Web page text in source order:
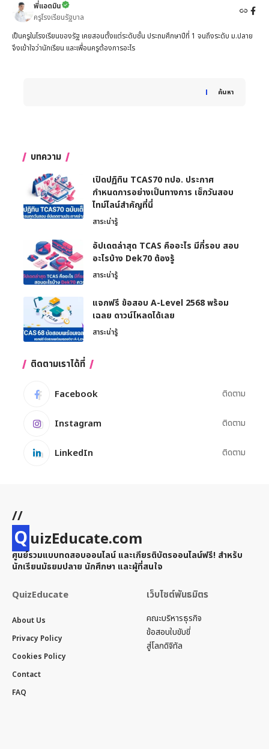
พี่แอดมิน
ครูโรงเรียนรัฐบาล
เป็นครูในโรงเรียนของรัฐ เคยสอนตั้งแต่ระดับชั้น ประถมศึกษาปีที่ 1 จนถึงระดับ ม.ปลาย
จึงเข้าใจว่านักเรียน และเพื่อนครูต้องการอะไร
ค้นหา
When autocomplete results are available use up and
บทความ
เปิดปฏิทิน TCAS70 ทปอ. ประกาศ
กำหนดการอย่างเป็นทางการ เช็กวันสอบ
ไทม์ไลน์สำคัญที่นี่
สาระน่ารู้
อัปเดตล่าสุด TCAS คืออะไร มีกี่รอบ สอบ
อะไรบ้าง Dek70 ต้องรู้
สาระน่ารู้
แจกฟรี ข้อสอบ A-Level 2568 พร้อม
เฉลย ดาวน์โหลดได้เลย
สาระน่ารู้
ติดตามเราได้ที่
Facebook ติดตาม
Instagram ติดตาม
LinkedIn ติดตาม
//
QuizEducate.com
ศูนย์รวมแบบทดสอบออนไลน์ และเกียรติบัตรออนไลน์ฟรี! สำหรับ
นักเรียนมัธยมปลาย นักศึกษา และผู้ที่สนใจ
QuizEducate
About Us
Privacy Policy
Cookies Policy
Contact
FAQ
เว็บไซต์พันธมิตร
คณะบริหารธุรกิจ
ข้อสอบใบขับขี่
สู่โลกดิจิทัล